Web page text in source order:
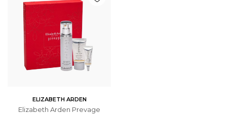
ELIZABETH ARDEN
Elizabeth Arden Prevage